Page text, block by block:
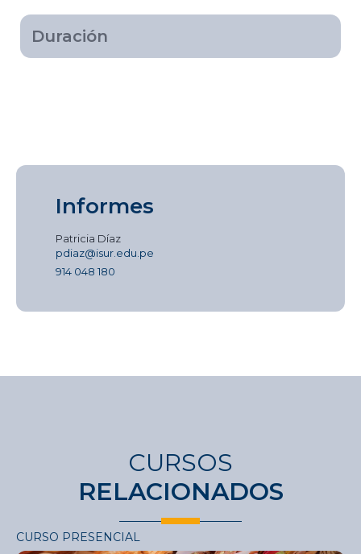
Duración
Informes
Patricia Díaz
pdiaz@isur.edu.pe
914 048 180
CURSOS
RELACIONADOS
CURSO PRESENCIAL